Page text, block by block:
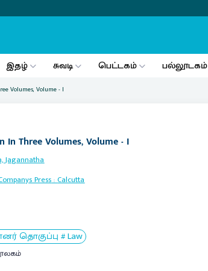
இதழ் சுவடி பெட்டகம் பல்லூடகம்
Volumes, Volume - I
Three Volumes, Volume - I
Jagannatha
Press:Calcutta
தொகுப்பு # Law